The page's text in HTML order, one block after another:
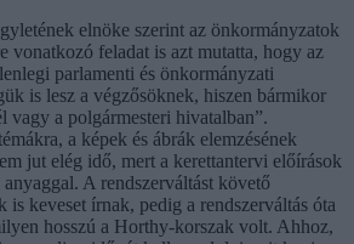
elnöke szerint az önkormányzatok
vonatkozó feladat is azt mutatta, hogy az
parlamenti és önkormányzati
is lesz a végzősöknek, hiszen bármikor
vagy a polgármesteri hivatalban”.
a képek és ábrák elemzésének
jut elég idő, mert a kerettantervi előírások
A rendszerváltást követő
is keveset írnak, pedig a rendszerváltás óta
hosszú a Horthy-korszak volt. Ahhoz,